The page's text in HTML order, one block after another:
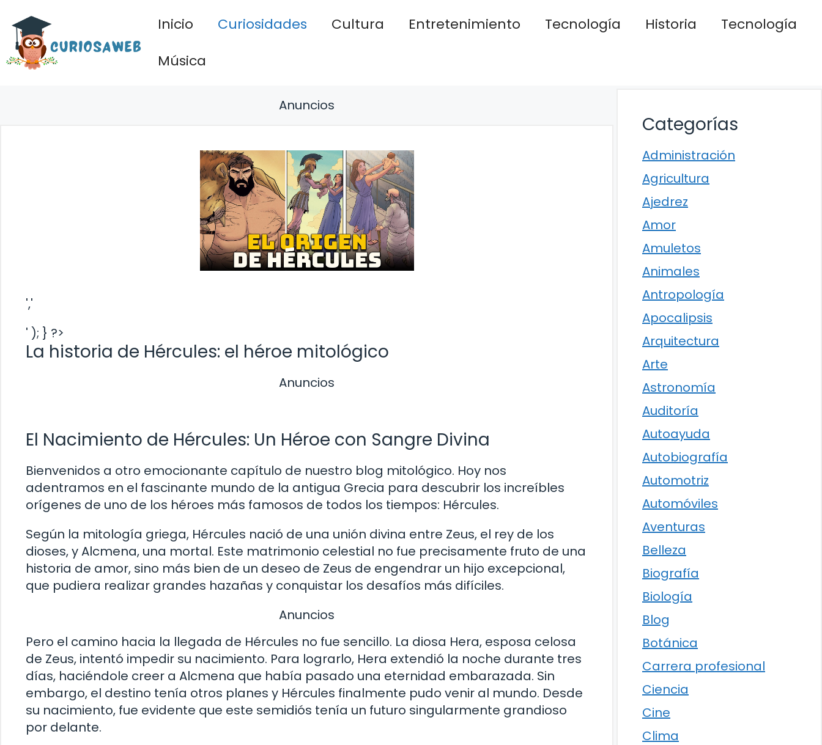
contenido
Inicio Curiosidades Cultura Entretenimiento Tecnología Historia
Tecnología
Música
Anuncios
','
' ); } ?>
La historia de Hércules: el héroe mitológico
Anuncios
El Nacimiento de Hércules: Un Héroe con Sangre Divina
Bienvenidos a otro emocionante capítulo de nuestro blog mitológico. Hoy nos
adentramos en el fascinante mundo de la antigua Grecia para descubrir los increíbles
orígenes de uno de los héroes más famosos de todos los tiempos: Hércules.
Según la mitología griega, Hércules nació de una unión divina entre Zeus, el rey de los
dioses, y Alcmena, una mortal. Este matrimonio celestial no fue precisamente fruto de una
historia de amor, sino más bien de un deseo de Zeus de engendrar un hijo excepcional,
que pudiera realizar grandes hazañas y conquistar los desafíos más difíciles.
Anuncios
Pero el camino hacia la llegada de Hércules no fue sencillo. La diosa Hera, esposa celosa
de Zeus, intentó impedir su nacimiento. Para lograrlo, Hera extendió la noche durante tres
días, haciéndole creer a Alcmena que había pasado una eternidad embarazada. Sin
embargo, el destino tenía otros planes y Hércules finalmente pudo venir al mundo. Desde
su nacimiento, fue evidente que este semidiós tenía un futuro singularmente grandioso
por delante.
Categorías
Administración
Agricultura
Ajedrez
Amor
Amuletos
Animales
Antropología
Apocalipsis
Arquitectura
Arte
Astronomía
Auditoría
Autoayuda
Autobiografía
Automotriz
Automóviles
Aventuras
Belleza
Biografía
Biología
Blog
Botánica
Carrera profesional
Ciencia
Cine
Clima